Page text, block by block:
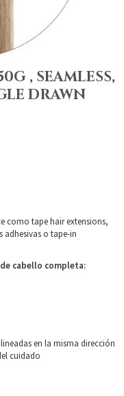
, SEAMLESS,
DRAWN
como tape hair extensions,
adhesivas o tape-in
cabello completa:
en la misma dirección
cuidado